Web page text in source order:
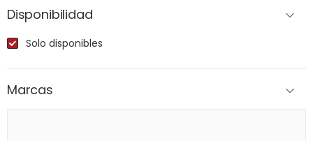
Disponibilidad
Solo disponibles
Marcas